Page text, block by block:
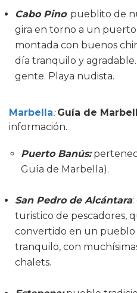
Cabo Pino: pueblito de
gira en torno a un
montada con buenos
día tranquilo y
gente. Playa nudista.
Marbella: Guía de
información.
Puerto Banús:
Guía de Marbella).
San Pedro de Alcántara
turistico de pescadores,
convertido en un pueblo
tranquilo, con
chalets.